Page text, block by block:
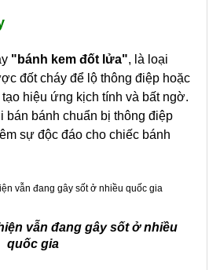
"bánh kem đốt lửa", là loại
đốt cháy để lộ thông điệp hoặc
hiệu ứng kịch tính và bất ngờ.
bán bánh chuẩn bị thông điệp
sự độc đáo cho chiếc bánh
vẫn đang gây sốt ở nhiều
quốc gia